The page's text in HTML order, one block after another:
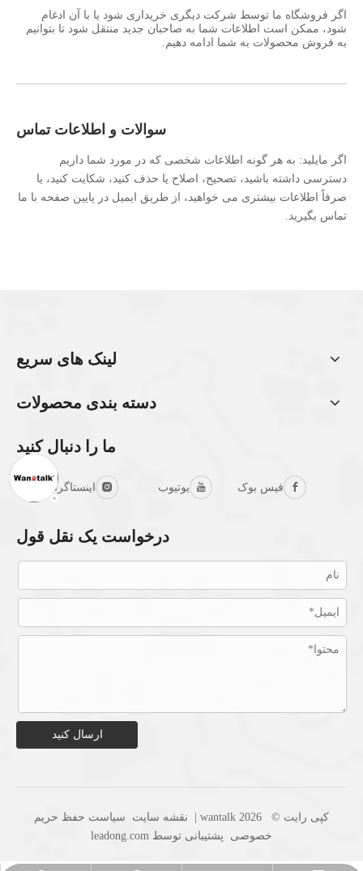
اگر فروشگاه ما توسط شرکت دیگری خریداری شود یا با آن ادغام
شود، ممکن است اطلاعات شما به صاحبان جدید منتقل شود تا بتوانیم
به فروش محصولات به شما ادامه دهیم.
سوالات و اطلاعات تماس
اگر مایلید: به هر گونه اطلاعات شخصی که در مورد شما داریم
دسترسی داشته باشید، تصحیح، اصلاح یا حذف کنید، شکایت کنید، یا
صرفاً اطلاعات بیشتری می خواهید، از طریق ایمیل در پایین صفحه با ما
تماس بگیرید.
لینک های سریع
دسته بندی محصولات
ما را دنبال کنید
فیس بوک یوتیوب اینستاگرام
درخواست یک نقل قول
ارسال کنید
کپی رایت © 2026 نقشه سایت
سیاست حفظ حریم
خصوصی
پشتیبانی توسط leadong.com